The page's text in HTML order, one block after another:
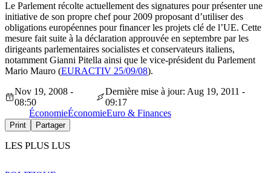
Le Parlement récolte actuellement des signatures pour présenter une
initiative de son propre chef pour 2009 proposant d’utiliser des
obligations européennes pour financer les projets clé de l’UE. Cette
mesure fait suite à la déclaration approuvée en septembre par les
dirigeants parlementaires socialistes et conservateurs italiens,
notamment Gianni Pitella ainsi que le vice-président du Parlement
Mario Mauro (EURACTIV 25/09/08).
Nov 19, 2008 -
08:50
Dernière mise à jour: Aug 19, 2011 -
09:17
ÉconomieÉconomieEuro & Finances
Print Partager
LES PLUS LUS